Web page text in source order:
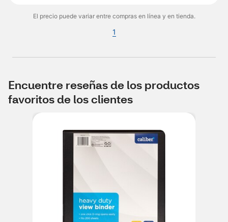
El precio puede variar entre compras en línea y en tienda.
1
Encuentre reseñas de los productos
favoritos de los clientes